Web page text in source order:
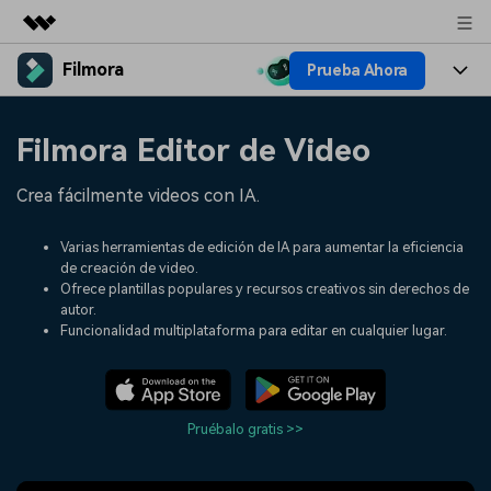
Productos destacados
Utilidades
Soluciones
Tienda
Filmora Prueba Ahora
Recursos creativos
Audio
Texto
Filmora para
Creación
Recursos
Ideas para editar
Adquiere conocimientos
fundamentales de edición de
Efectos especiales DIY
Descubre cómo crear un
efecto especial
Empresas
sencilla para empresas
Precios Iniciar sesión
Filmora Editor de Video
Crea fácilmente videos con IA.
Varias herramientas de edición de IA para aumentar la eficiencia
de creación de video.
Ofrece plantillas populares y recursos creativos sin derechos de
autor.
Funcionalidad multiplataforma para editar en cualquier lugar.
Pruébalo gratis >>